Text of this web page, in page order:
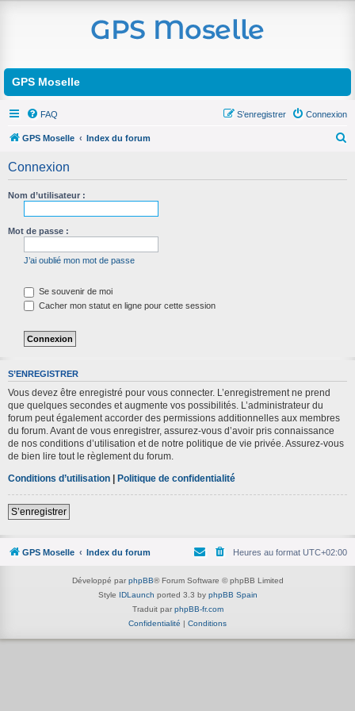
GPS Moselle
FAQ Connexion
S’enregistrer
GPS Moselle
Index du forum
Connexion
Nom d’utilisateur :
Mot de passe :
J’ai oublié mon mot de passe
Se souvenir de moi
Cacher mon statut en ligne pour cette session
S’ENREGISTRER
Vous devez être enregistré pour vous connecter. L’enregistrement ne prend
que quelques secondes et augmente vos possibilités. L’administrateur du
forum peut également accorder des permissions additionnelles aux membres
du forum. Avant de vous enregistrer, assurez-vous d’avoir pris connaissance
de nos conditions d’utilisation et de notre politique de vie privée. Assurez-vous
de bien lire tout le règlement du forum.
Conditions d’utilisation | Politique de confidentialité
S’enregistrer
GPS Moselle Index du forum Heures au format UTC+02:00
Développé par phpBB® Forum Software © phpBB Limited
Style IDLaunch ported 3.3 by phpBB Spain
Traduit par phpBB-fr.com
Confidentialité | Conditions